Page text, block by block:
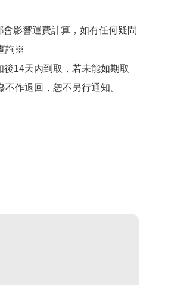
影響運費計算，如有任何疑問
詢※
14天內到取，若未能如期取
作退回，恕不另行通知。